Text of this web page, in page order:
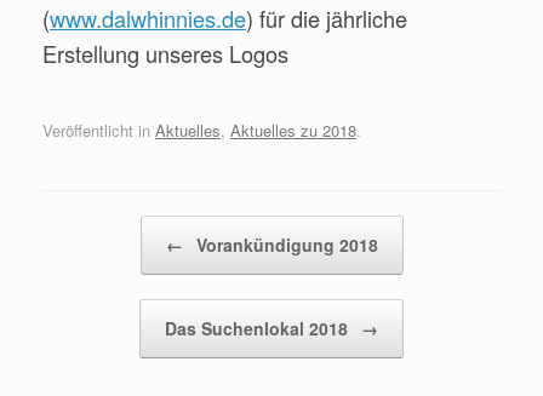
(www.dalwhinnies.de) für die jährliche
Erstellung unseres Logos
Veröffentlicht in Aktuelles, Aktuelles zu 2018.
← Vorankündigung 2018
Das Suchenlokal 2018 →